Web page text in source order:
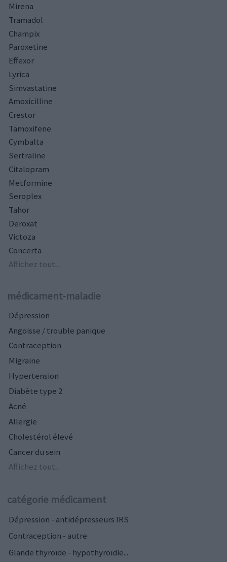
Mirena
Tramadol
Champix
Paroxetine
Effexor
Lyrica
Simvastatine
Amoxicilline
Crestor
Tamoxifene
Cymbalta
Sertraline
Citalopram
Metformine
Seroplex
Tahor
Deroxat
Victoza
Concerta
Affichez tout...
médicament-maladie
Dépression
Angoisse / trouble panique
Contraception
Migraine
Hypertension
Diabète type 2
Acné
Allergie
Cholestérol élevé
Cancer du sein
Affichez tout...
catégorie médicament
Dépression - antidépresseurs IRS
Contraception - autre
Glande thyroïde - hypothyroïdie...